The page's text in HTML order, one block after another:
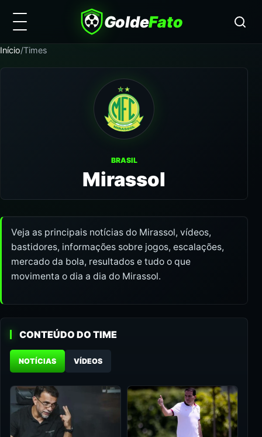
GoldeFato
Início/Times
BRASIL
Mirassol
Veja as principais notícias do Mirassol, vídeos,
bastidores, informações sobre jogos, escalações,
mercado da bola, resultados e tudo o que
movimenta o dia a dia do Mirassol.
CONTEÚDO DO TIME
NOTÍCIAS VÍDEOS